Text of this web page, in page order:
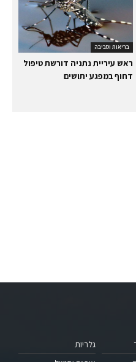
בריאות וסביבה
ראש עיריית נתניה דורשת טיפול
דחוף במפגע יתושים
גלריות